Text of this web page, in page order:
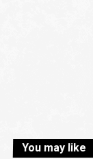
You may like